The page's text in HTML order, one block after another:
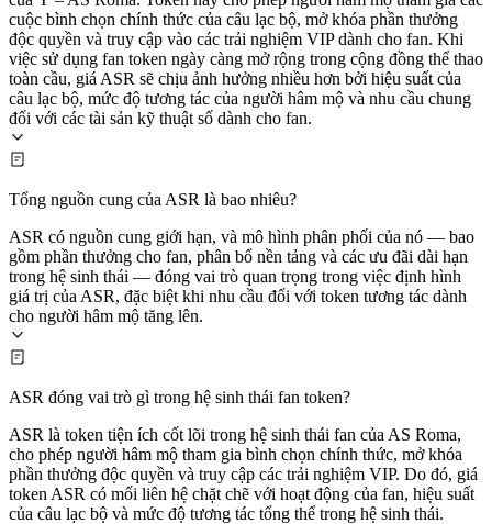
cuộc bình chọn chính thức của câu lạc bộ, mở khóa phần thưởng
độc quyền và truy cập vào các trải nghiệm VIP dành cho fan. Khi
việc sử dụng fan token ngày càng mở rộng trong cộng đồng thể thao
toàn cầu, giá ASR sẽ chịu ảnh hưởng nhiều hơn bởi hiệu suất của
câu lạc bộ, mức độ tương tác của người hâm mộ và nhu cầu chung
đối với các tài sản kỹ thuật số dành cho fan.
Tổng nguồn cung của ASR là bao nhiêu?
ASR có nguồn cung giới hạn, và mô hình phân phối của nó — bao
gồm phần thưởng cho fan, phân bổ nền tảng và các ưu đãi dài hạn
trong hệ sinh thái — đóng vai trò quan trọng trong việc định hình
giá trị của ASR, đặc biệt khi nhu cầu đối với token tương tác dành
cho người hâm mộ tăng lên.
ASR đóng vai trò gì trong hệ sinh thái fan token?
ASR là token tiện ích cốt lõi trong hệ sinh thái fan của AS Roma,
cho phép người hâm mộ tham gia bình chọn chính thức, mở khóa
phần thưởng độc quyền và truy cập các trải nghiệm VIP. Do đó, giá
token ASR có mối liên hệ chặt chẽ với hoạt động của fan, hiệu suất
của câu lạc bộ và mức độ tương tác tổng thể trong hệ sinh thái.